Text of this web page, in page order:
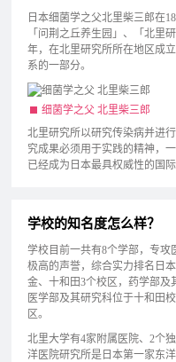
日本细菌学之父北里柴三郎在
「问荆之丘养生园」、「北里
年，在北里研究所所在地区成
系的一部分。
细菌学之父 北里柴三郎
北里研究所以研究传染病并进
究成果必须用于实践的精神，
已经成为日本最具权威性的国
学校的知名度怎么样？
学校目前一共有8个学部，专
极高的声誉，综合实力排名日
金、十和田3个校区，药学部
医学部及其研究科位于十和田
区。
北里大学有4家附属医院、2个
洋医院研究所是日本第一家东